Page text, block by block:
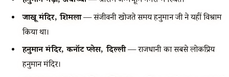
जाखू मंदिर, शिमला— संजीवनी खोजते समय हनुमान जी ने यहीं विश्राम
किया था।
हनुमान मंदिर, कनॉट प्लेस, दिल्ली— राजधानी का सबसे लोकप्रिय
हनुमान मंदिर।